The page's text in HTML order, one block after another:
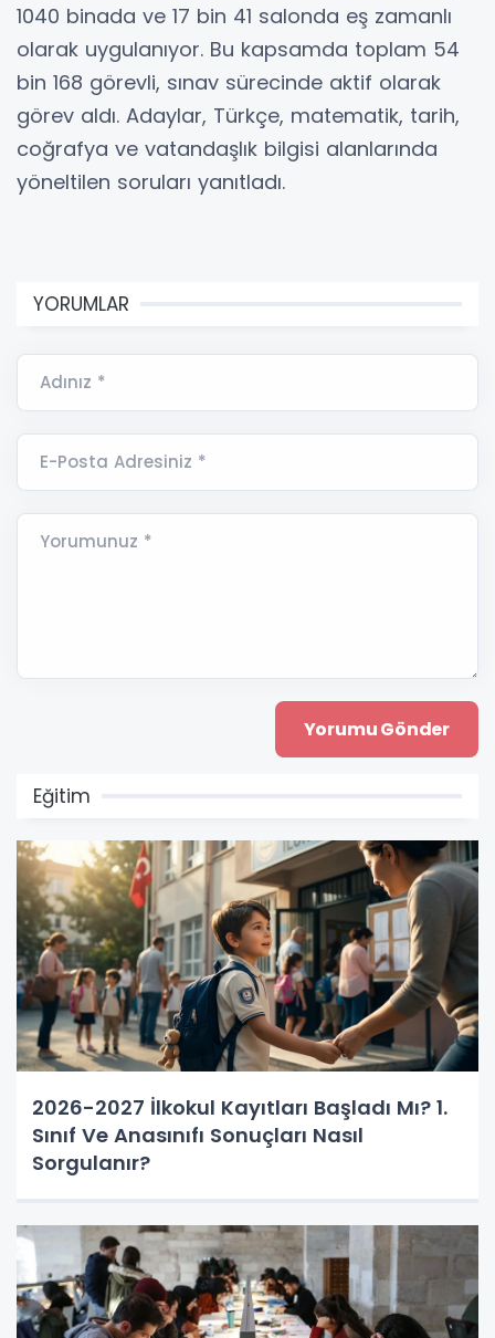
1040 binada ve 17 bin 41 salonda eş zamanlı
olarak uygulanıyor. Bu kapsamda toplam 54
bin 168 görevli, sınav sürecinde aktif olarak
görev aldı. Adaylar, Türkçe, matematik, tarih,
coğrafya ve vatandaşlık bilgisi alanlarında
yöneltilen soruları yanıtladı.
YORUMLAR
Adınız *
E-Posta Adresiniz *
Yorumunuz *
Eğitim
2026-2027 İlkokul Kayıtları Başladı Mı? 1.
Sınıf Ve Anasınıfı Sonuçları Nasıl
Sorgulanır?